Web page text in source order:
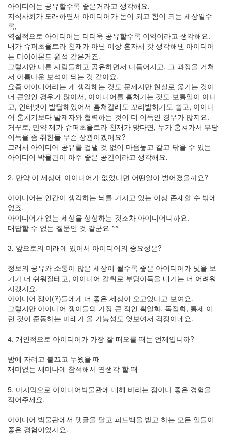
아이디어는 공유할수록 좋은거라고 생각해요.
지식사회가 도래하면서 아이디어가 돈이 되고 힘이 되는 세상일수
록,
역설적으로 아이디어는 더더욱 공유할수록 이익이라고 생각해요.
내가 슈퍼초울트라 천재가 아닌 이상 혼자서 갓 생각해낸 아이디어
는 다이아몬드 원석 같은거죠.
그렇지만 다른 사람들하고 공유하면서 다듬어지고, 그 과정을 거쳐
서 아름다운 보석이 되는 것 같아요.
요즘 아이디어라는 게 생각해는 것도 문제지만 현실로 옮기는 것이
더 큰일인 경우가 많아서, 아이디어를 훔쳐가는 것도 보통일이 아니
고, 인터넷이 발달해있어서 훔쳐갈래도 꼬리밟히기도 쉽고, 아이디
어 훔치기보다 발제자와 협력하는 것이 더 이득인 경우가 많지요.
거꾸로, 만약 제가 슈퍼초울트라 천재가 맞다면, 누가 훔쳐가서 부당
이득을 좀 취한들 무슨 상관이겠어요?
그래서 아이디어 공유를 겁낼 것 없이 마음놓고 갈고 닦을 수 있는
아이디어 박물관이 아주 좋은 공간이라고 생각해요.
2. 만약 이 세상에 아이디어가 없었다면 어떤일이 벌어졌을까요?
아이디어는 인간이 생각하는 뇌를 가지고 있는 이상 존재할 수 밖에
없죠.
아이디어가 없는 세상을 상상하는 것조차 아이디어니까요.
대답할 수 없는 질문인 것 같군요 ^^
3. 앞으로의 미래에 있어서 아이디어의 중요성은?
정보의 공유와 소통이 많은 세상이 될수록 좋은 아이디어가 빛을 보
기가 더 쉬워질테고, 아이디어 갈취로 부당이득을 내기는 더 어려워
지겠지요.
아이디어 쟁이(?)들에게 더 좋은 세상이 오고있다고 보여요.
그렇지만 아이디어 쟁이들의 가장 큰 적인 획일화, 독점화, 통제 이
런 것이 준동하는 미래가 올 가능성도 엿보여서 걱정이네요.
4. 개인적으로 아이디어가 가장 잘 떠오를 때는 언제입니까?
밤에 자려고 불끄고 누웠을 때
재미없는 세미나에 참석해서 딴생각 할 때
5. 마지막으로 아이디어박물관에 대해 바라는 점이나 좋은 경험을
적어주세요.
아이디어 박물관에서 댓글을 달고 피드백을 받고 하는 모든 일들이
좋은 경험이었지요.